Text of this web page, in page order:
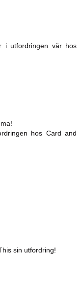
i utfordringen vår hos
hos Card and
sin utfordring!